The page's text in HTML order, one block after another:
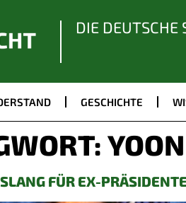
DIE DEUTSCHE
GESCHICHTE
FÜR EX-